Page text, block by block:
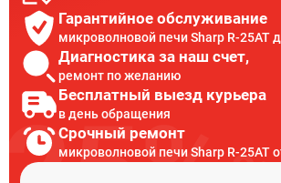
Гарантийное обслуживание
микроволновой печи Sharp R-25AT
Диагностика за наш счет,
ремонт по желанию
Бесплатный выезд курьера
в день обращения
Срочный ремонт
микроволновой печи Sharp R-25AT